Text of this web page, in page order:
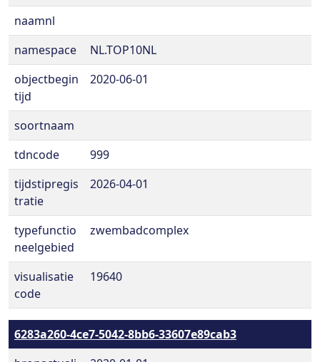
naamnl
namespace
NL.TOP10NL
objectbegin
tijd
2020-06-01
soortnaam
tdncode
999
tijdstipregis
tratie
2026-04-01
typefunctio
neelgebied
zwembadcomplex
visualisatie
code
19640
6283a260-4ce7-5042-8bb6-33607e89cab3